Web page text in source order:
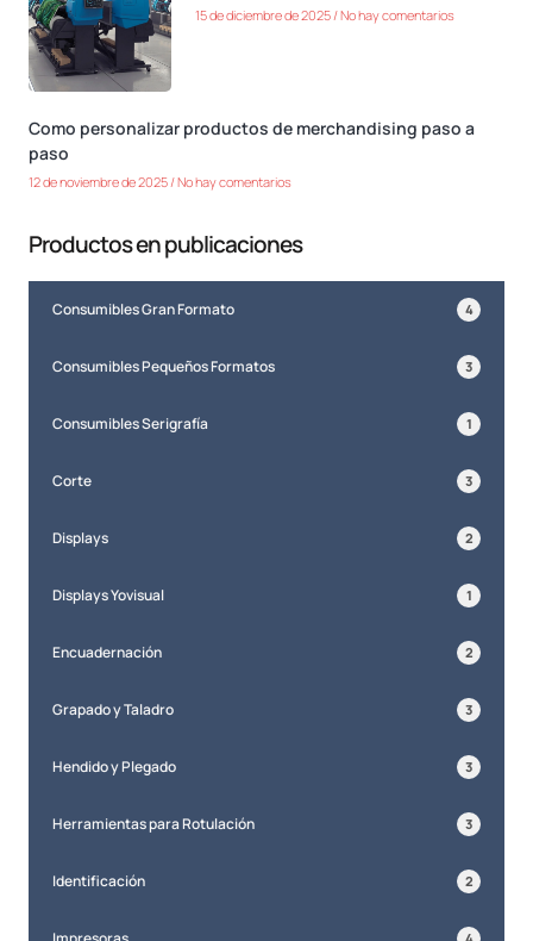
15 de diciembre de 2025 No hay comentarios
Como personalizar productos de merchandising paso a
paso
12 de noviembre de 2025 No hay comentarios
Productos en publicaciones
Consumibles Gran Formato 4
Consumibles Pequeños Formatos 3
Consumibles Serigrafía 1
Corte 3
Displays 2
Displays Yovisual 1
Encuadernación 2
Grapado y Taladro 3
Hendido y Plegado 3
Herramientas para Rotulación 3
Identificación 2